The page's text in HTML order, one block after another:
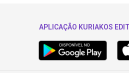
APLICAÇÃO KURIAKOS